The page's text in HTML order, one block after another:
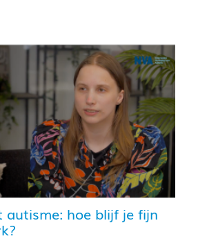
autisme: hoe blijf je fijn